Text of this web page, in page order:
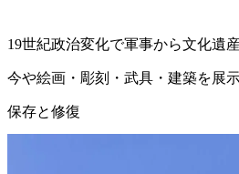
19世紀政治変化で軍事から文化遺産
今や絵画・彫刻・武具・建築を展
保存と修復